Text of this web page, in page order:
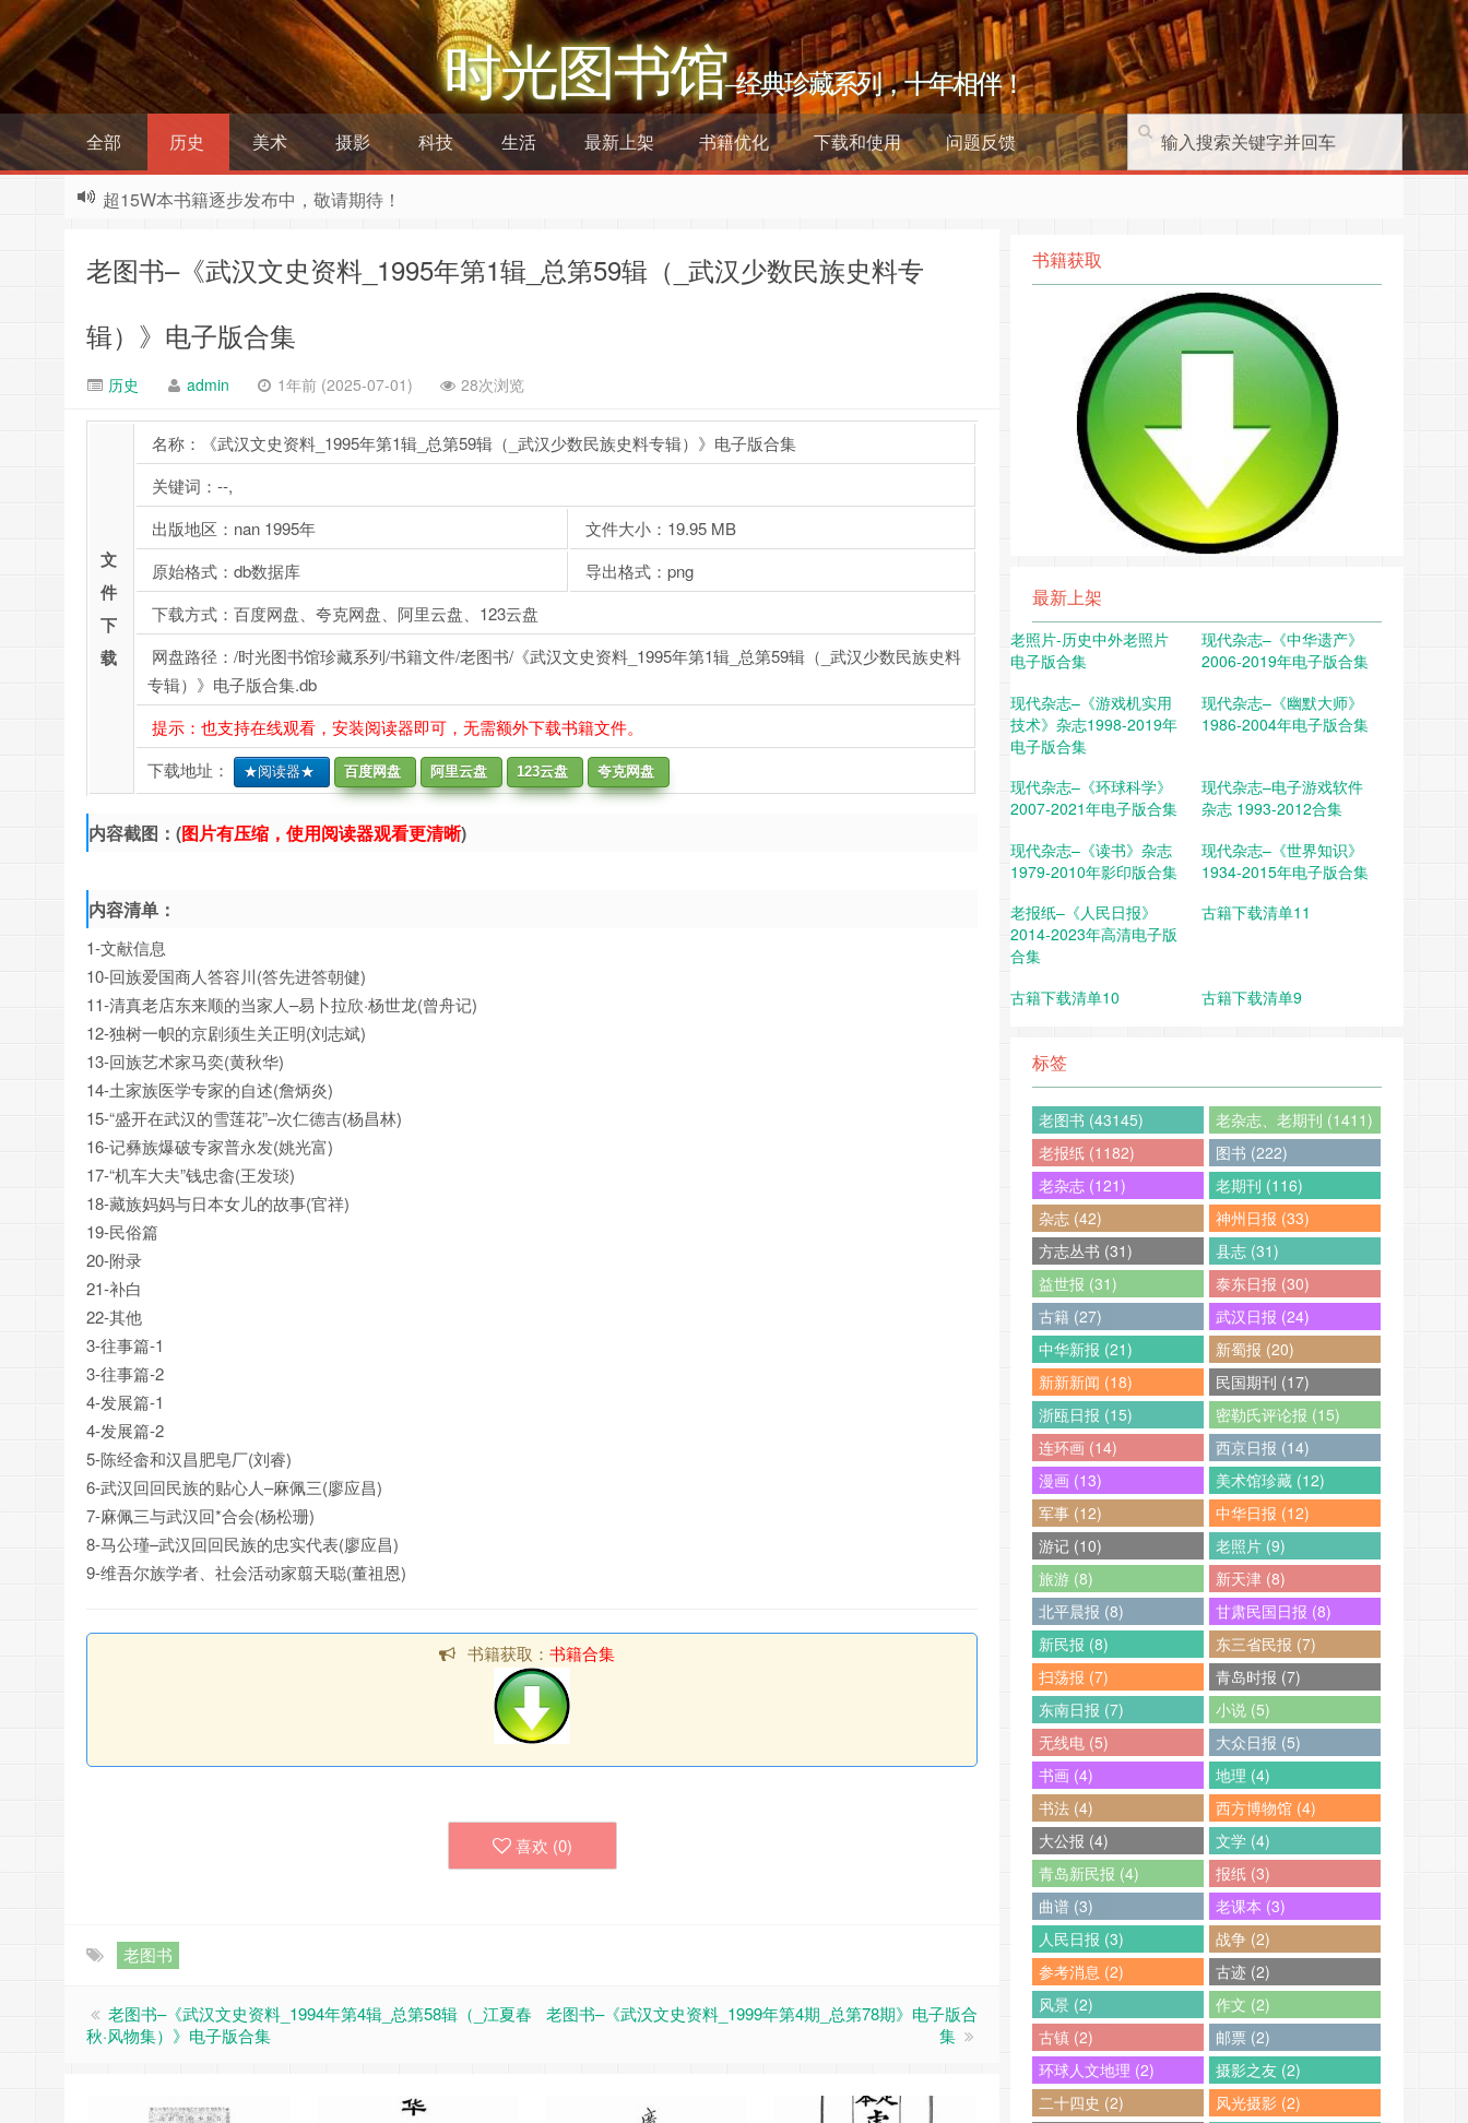
时光图书馆–经典珍藏系列，十年相伴！
全部 历史 美术 摄影 科技 生活 最新上架 书籍优化 下载和使用 问题反馈
超15W本书籍逐步发布中，敬请期待！
老图书–《武汉文史资料_1995年第1辑_总第59辑（_武汉少数民族史料专
辑）》电子版合集
历史 admin 1年前 (2025-07-01) 28次浏览
文
件
下
载
名称：《武汉文史资料_1995年第1辑_总第59辑（_武汉少数民族史料专辑）》电子版合集
关键词：--,
出版地区：nan 1995年
文件大小：19.95 MB
原始格式：db数据库
导出格式：png
下载方式：百度网盘、夸克网盘、阿里云盘、123云盘
网盘路径：/时光图书馆珍藏系列/书籍文件/老图书/《武汉文史资料_1995年第1辑_总第59辑（_武汉少数民族史料
专辑）》电子版合集.db
提示：也支持在线观看，安装阅读器即可，无需额外下载书籍文件。
下载地址：
★阅读器★ 百度网盘 阿里云盘 123云盘 夸克网盘
内容截图：(图片有压缩，使用阅读器观看更清晰)
内容清单：
1-文献信息
10-回族爱国商人答容川(答先进答朝健)
11-清真老店东来顺的当家人–易卜拉欣·杨世龙(曾舟记)
12-独树一帜的京剧须生关正明(刘志斌)
13-回族艺术家马奕(黄秋华)
14-土家族医学专家的自述(詹炳炎)
15-“盛开在武汉的雪莲花”–次仁德吉(杨昌林)
16-记彝族爆破专家普永发(姚光富)
17-“机车大夫”钱忠畲(王发琰)
18-藏族妈妈与日本女儿的故事(官祥)
19-民俗篇
20-附录
21-补白
22-其他
3-往事篇-1
3-往事篇-2
4-发展篇-1
4-发展篇-2
5-陈经畲和汉昌肥皂厂(刘睿)
6-武汉回回民族的贴心人–麻佩三(廖应昌)
7-麻佩三与武汉回*合会(杨松珊)
8-马公瑾–武汉回回民族的忠实代表(廖应昌)
9-维吾尔族学者、社会活动家翦天聪(董祖恩)
书籍获取： 书籍合集
喜欢 (0)
老图书
老图书–《武汉文史资料_1994年第4辑_总第58辑（_江夏春
秋·风物集）》电子版合集
老图书–《武汉文史资料_1999年第4期_总第78期》电子版合
集
书籍获取
最新上架
老照片-历史中外老照片
电子版合集
现代杂志–《中华遗产》
2006-2019年电子版合集
现代杂志–《游戏机实用
技术》杂志1998-2019年
电子版合集
现代杂志–《幽默大师》
1986-2004年电子版合集
现代杂志–《环球科学》
2007-2021年电子版合集
现代杂志–电子游戏软件
杂志 1993-2012合集
现代杂志–《读书》杂志
1979-2010年影印版合集
现代杂志–《世界知识》
1934-2015年电子版合集
老报纸–《人民日报》
2014-2023年高清电子版
合集
古籍下载清单11
古籍下载清单10 古籍下载清单9
标签
老图书 (43145)
老杂志、老期刊 (1411)
老报纸 (1182)
图书 (222)
老杂志 (121)
老期刊 (116)
杂志 (42)
神州日报 (33)
方志丛书 (31)
县志 (31)
益世报 (31)
泰东日报 (30)
古籍 (27)
武汉日报 (24)
中华新报 (21)
新蜀报 (20)
新新新闻 (18)
民国期刊 (17)
浙瓯日报 (15)
密勒氏评论报 (15)
连环画 (14)
西京日报 (14)
漫画 (13)
美术馆珍藏 (12)
军事 (12)
中华日报 (12)
游记 (10)
老照片 (9)
旅游 (8)
新天津 (8)
北平晨报 (8)
甘肃民国日报 (8)
新民报 (8)
东三省民报 (7)
扫荡报 (7)
青岛时报 (7)
东南日报 (7)
小说 (5)
无线电 (5)
大众日报 (5)
书画 (4)
地理 (4)
书法 (4)
西方博物馆 (4)
大公报 (4)
文学 (4)
青岛新民报 (4)
报纸 (3)
曲谱 (3)
老课本 (3)
人民日报 (3)
战争 (2)
参考消息 (2)
古迹 (2)
风景 (2)
作文 (2)
古镇 (2)
邮票 (2)
环球人文地理 (2)
摄影之友 (2)
二十四史 (2)
风光摄影 (2)